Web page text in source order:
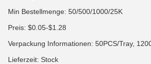
Min Bestellmenge: 50/500/1000/25K
Preis: $0.05-$1.28
Verpackung Informationen: 50PCS/Tray,
Lieferzeit: Stock